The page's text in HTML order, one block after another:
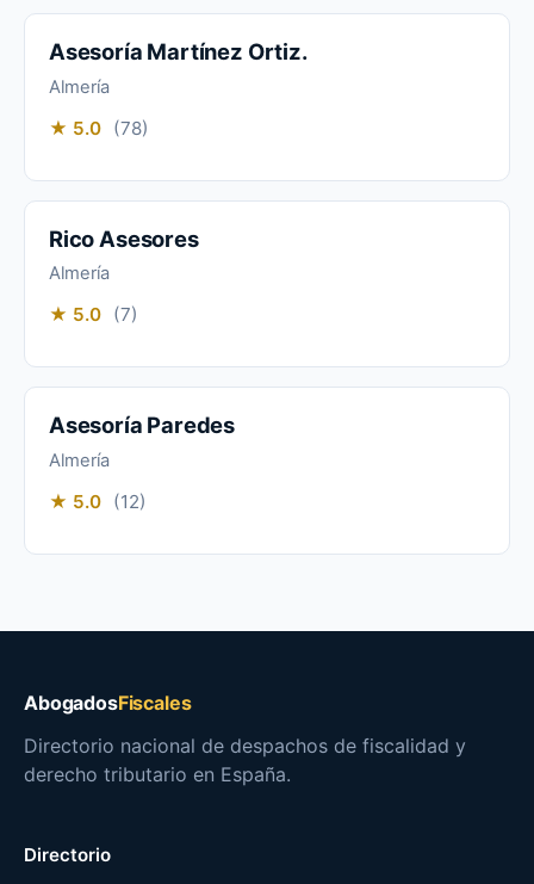
Asesoría Martínez Ortiz.
Almería
★ 5.0 (78)
Rico Asesores
Almería
★ 5.0 (7)
Asesoría Paredes
Almería
★ 5.0 (12)
AbogadosFiscales
Directorio nacional de despachos de fiscalidad y
derecho tributario en España.
Directorio